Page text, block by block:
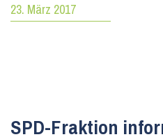
23. März 2017
SPD-Fraktion